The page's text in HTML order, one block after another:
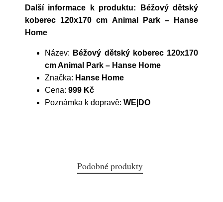
Další informace k produktu: Béžový dětský
koberec 120x170 cm Animal Park – Hanse
Home
Název: Béžový dětský koberec 120x170
cm Animal Park – Hanse Home
Značka: Hanse Home
Cena: 999 Kč
Poznámka k dopravě: WE|DO
Podobné produkty